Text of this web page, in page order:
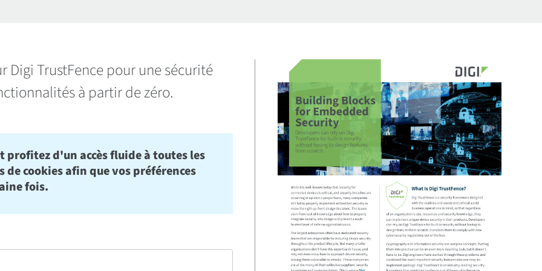
TrustFence pour une sécurité
à partir de zéro.
profitez d'un accès fluide à toutes les
cookies afin que vos préférences
fois.